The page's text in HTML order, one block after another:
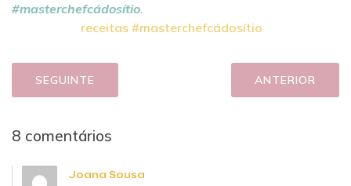
#masterchefcádosítio.
receitas #masterchefcádosítio
SEGUINTE ANTERIOR
8 comentários
Joana Sousa